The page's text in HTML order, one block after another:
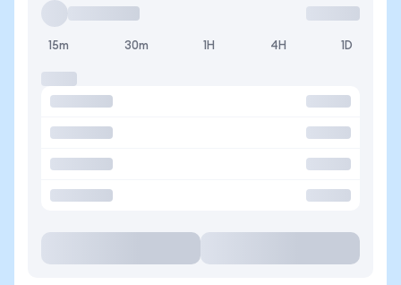
15m 30m 1H 4H 1D